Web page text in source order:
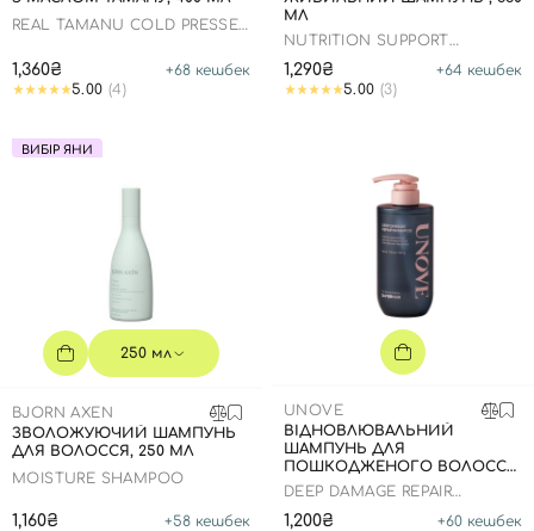
REAL TAMANU COLD PRESSED
SCALP SHAMPOO
1,360₴ +68 кешбек
5.00 (4)
МЛ
NUTRITION SUPPORT
1,290₴ +64 кешбек
5.00 (3)
ВИБІР ЯНИ
250 мл
BJORN AXEN
ЗВОЛОЖУЮЧИЙ ШАМПУНЬ
ДЛЯ ВОЛОССЯ, 250 МЛ
MOISTURE SHAMPOO
1,160₴ +58 кешбек
UNOVE
ВІДНОВЛЮВАЛЬНИЙ
ШАМПУНЬ ДЛЯ
ПОШКОДЖЕНОГО ВОЛОССЯ,
500 МЛ
DEEP DAMAGE REPAIR
1,200₴ +60 кешбек